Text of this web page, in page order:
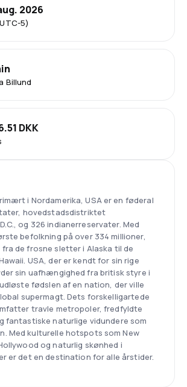
5)
2026
Billund
DKK
i Nordamerika, USA er en føderal
hovedstadsdistriktet
og 326 indianerreservater. Med
befolkning på over 334 millioner,
de frosne sletter i Alaska til de
USA, der er kendt for sin rige
sin uafhængighed fra britisk styre i
fødslen af en nation, der ville
supermagt. Dets forskelligartede
travle metropoler, fredfyldte
fantastiske naturlige vidundere som
Med kulturelle hotspots som New
og naturlig skønhed i
er det en destination for alle årstider.